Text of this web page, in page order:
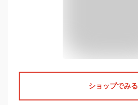
ショップでみる